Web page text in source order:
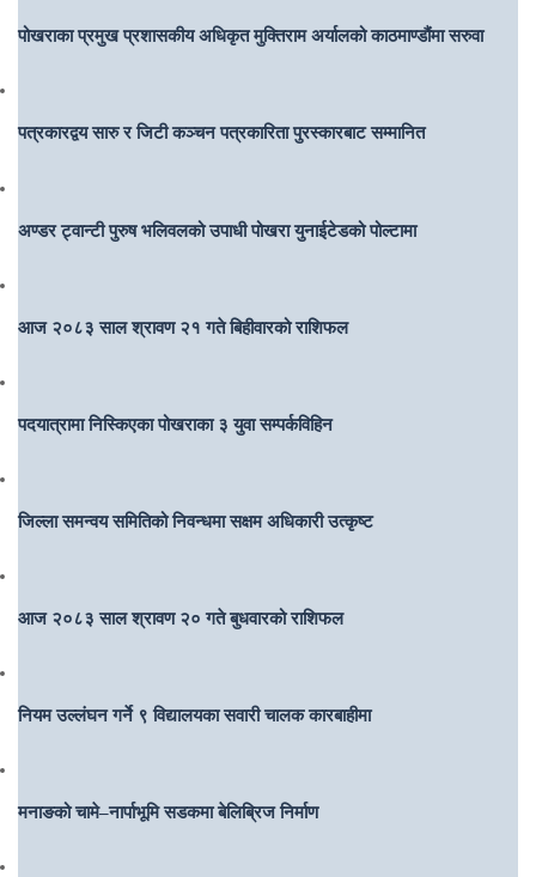
पोखराका प्रमुख प्रशासकीय अधिकृत मुक्तिराम अर्यालको काठमाण्डौंमा सरुवा
पत्रकारद्वय सारु र जिटी कञ्चन पत्रकारिता पुरस्कारबाट सम्मानित
अण्डर ट्वान्टी पुरुष भलिवलको उपाधी पोखरा युनाईटेडको पोल्टामा
आज २०८३ साल श्रावण २१ गते बिहीवारको राशिफल
पदयात्रामा निस्किएका पोखराका ३ युवा सम्पर्कविहिन
जिल्ला समन्वय समितिको निवन्धमा सक्षम अधिकारी उत्कृष्ट
आज २०८३ साल श्रावण २० गते बुधवारको राशिफल
नियम उल्लंघन गर्ने ९ विद्यालयका सवारी चालक कारबाहीमा
मनाङको चामे–नार्पाभूमि सडकमा बेलिब्रिज निर्माण